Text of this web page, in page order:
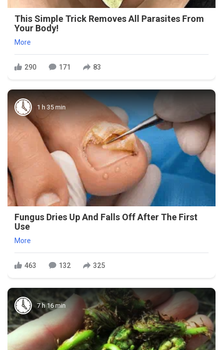
This Simple Trick Removes All Parasites From
Your Body!
More
290 171 83
1 h 35 min
Fungus Dries Up And Falls Off After The First
Use
More
463 132 325
7 h 16 min